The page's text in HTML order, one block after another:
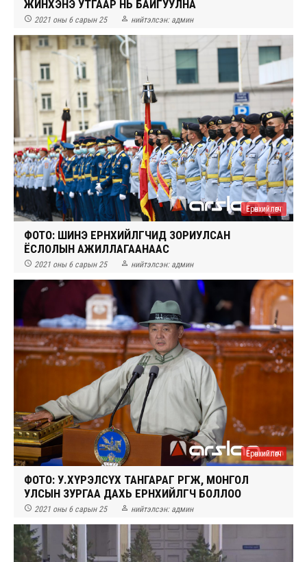
ЖИНХЭНЭ УТГААР НЬ БАЙГУУЛНА
 2021 оны 6 сарын 25  нийтэлсэн: админ
Ерөнхийлөгч
ФОТО: ШИНЭ ЕРӨНХИЙЛӨГЧИД ЗОРИУЛСАН
ЁСЛОЛЫН АЖИЛЛАГААНААС
 2021 оны 6 сарын 25  нийтэлсэн: админ
Ерөнхийлөгч
ФОТО: У.ХҮРЭЛСҮХ ТАНГАРАГ ӨРГӨЖ, МОНГОЛ
УЛСЫН ЗУРГАА ДАХЬ ЕРӨНХИЙЛӨГЧ БОЛЛОО
 2021 оны 6 сарын 25  нийтэлсэн: админ